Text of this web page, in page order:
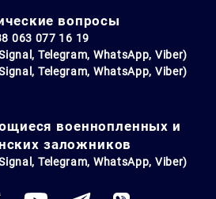
вопросы
063 077 16 19
Telegram, WhatsApp, Viber)
Telegram, WhatsApp, Viber)
военнопленных и
заложников
Telegram, WhatsApp, Viber)